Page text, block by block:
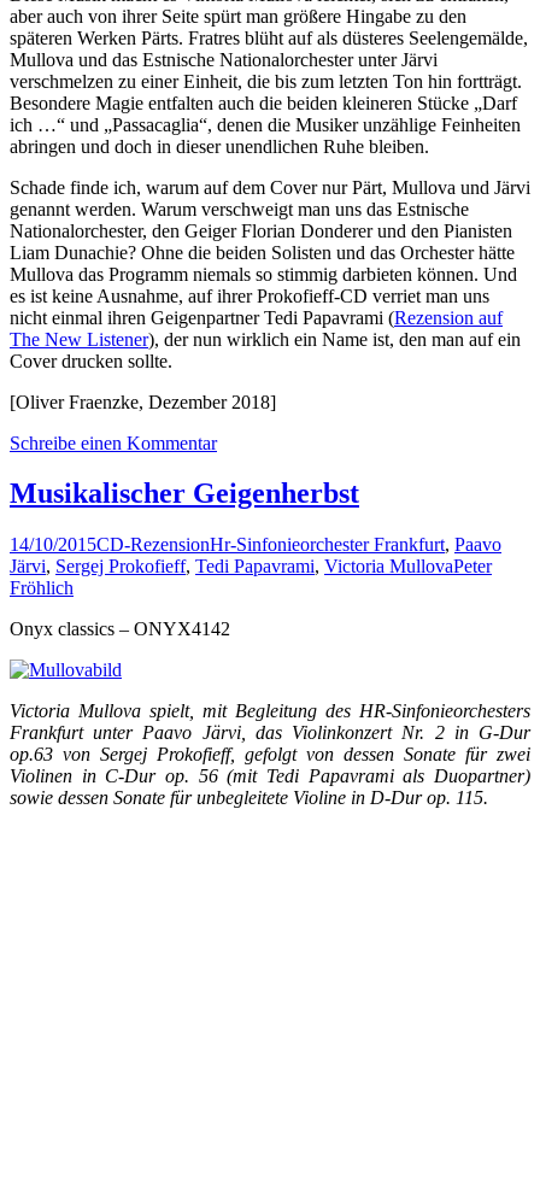
aber auch von ihrer Seite spürt man größere Hingabe zu den
späteren Werken Pärts. Fratres blüht auf als düsteres Seelengemälde,
Mullova und das Estnische Nationalorchester unter Järvi
verschmelzen zu einer Einheit, die bis zum letzten Ton hin fortträgt.
Besondere Magie entfalten auch die beiden kleineren Stücke „Darf
ich …“ und „Passacaglia“, denen die Musiker unzählige Feinheiten
abringen und doch in dieser unendlichen Ruhe bleiben.
Schade finde ich, warum auf dem Cover nur Pärt, Mullova und Järvi
genannt werden. Warum verschweigt man uns das Estnische
Nationalorchester, den Geiger Florian Donderer und den Pianisten
Liam Dunachie? Ohne die beiden Solisten und das Orchester hätte
Mullova das Programm niemals so stimmig darbieten können. Und
es ist keine Ausnahme, auf ihrer Prokofieff-CD verriet man uns
nicht einmal ihren Geigenpartner Tedi Papavrami (Rezension auf
The New Listener), der nun wirklich ein Name ist, den man auf ein
Cover drucken sollte.
[Oliver Fraenzke, Dezember 2018]
Schreibe einen Kommentar
Musikalischer Geigenherbst
14/10/2015CD-RezensionHr-Sinfonieorchester Frankfurt, Paavo
Järvi, Sergej Prokofieff, Tedi Papavrami, Victoria MullovaPeter
Fröhlich
Onyx classics – ONYX4142
Victoria Mullova spielt, mit Begleitung des HR-Sinfonieorchesters
Frankfurt unter Paavo Järvi, das Violinkonzert Nr. 2 in G-Dur
op.63 von Sergej Prokofieff, gefolgt von dessen Sonate für zwei
Violinen in C-Dur op. 56 (mit Tedi Papavrami als Duopartner)
sowie dessen Sonate für unbegleitete Violine in D-Dur op. 115.